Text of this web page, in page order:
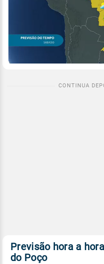
Previsão hora a
do Poço